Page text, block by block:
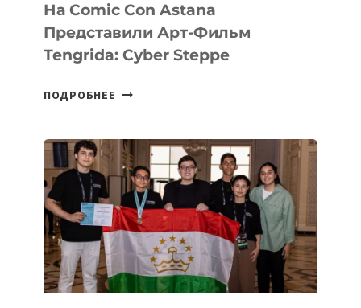
На Comic Con Astana
Представили Арт-Фильм
Tengrida: Cyber Steppe
ПОДРОБНЕЕ
ASTANA
ПРЕДСТАВИЛИ
АРТ-
ФИЛЬМ
TENGRIDA:
CYBER
STEPPE